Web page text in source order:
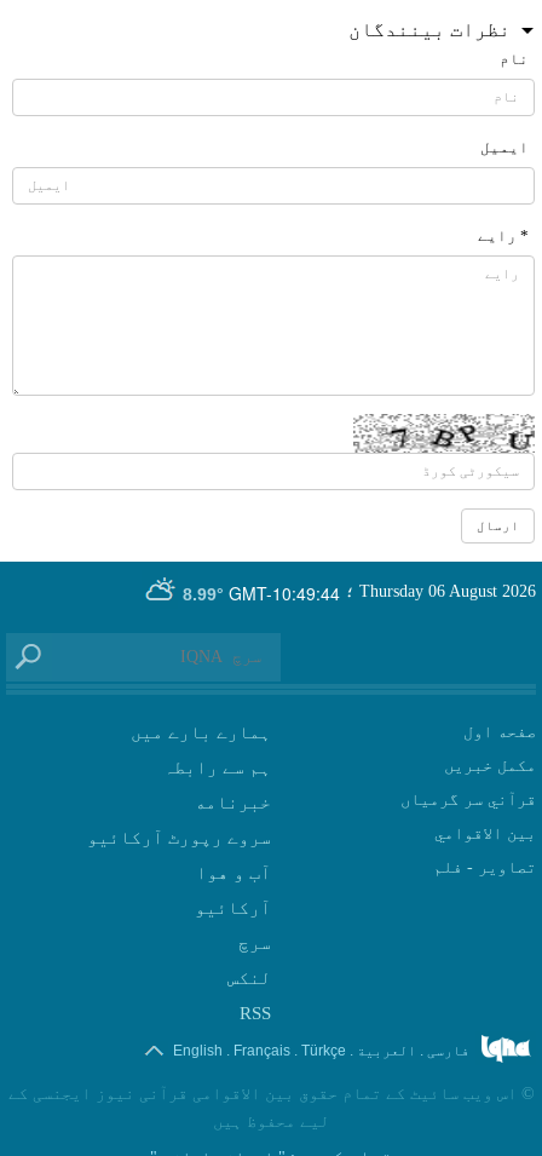
نظرات بینندگان
نام
ایمیل
* رایے
GMT-10:49:44
8.99° Thursday 06 August 2026 ؛
صفحه اول
مکمل خبریں
قرآني سر گرمياں
بين الاقوامي
تصاوير - فلم
ہمارے بارے میں
ہم سے رابطہ
سروے رپورٹ آرکائیو
آب و هوا
سرچ
لنکس
RSS
فارسی . العربیة .
Türkçe
.
Français
.
English
© اس ویب سائیٹ کے تمام حقوق بین الاقوامی قرآنی نیوز ایجنسی کے
لیے محفوظ ہیں